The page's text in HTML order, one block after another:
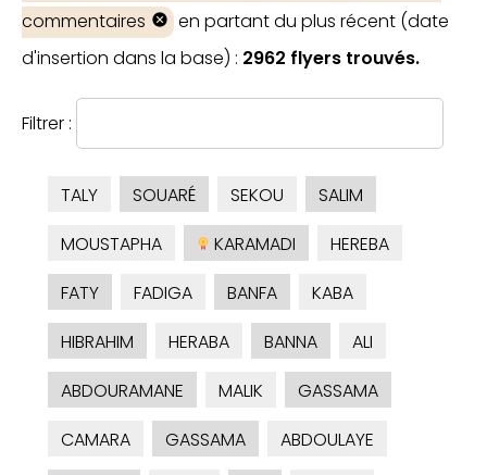
commentaires
en partant du plus récent (date
d'insertion dans la base) : 2962 flyers trouvés.
Filtrer :
TALY SOUARÉ SEKOU
SALIM
MOUSTAPHA
KARAMADI
HEREBA
FATY
FADIGA BANFA
KABA
HIBRAHIM
HERABA BANNA
ALI
ABDOURAMANE
MALIK
GASSAMA
CAMARA
GASSAMA
ABDOULAYE